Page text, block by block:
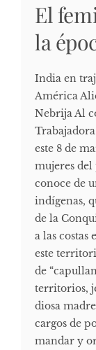
El
la
India en
América
Nebrija Al
este 8 de
mujeres del
conoce de
indígenas,
de la
a las costas
este
de
territorios,
diosa
cargos de
mandar y